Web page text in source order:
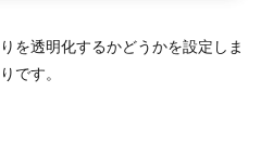
を透明化するかどうかを設定しま
です。